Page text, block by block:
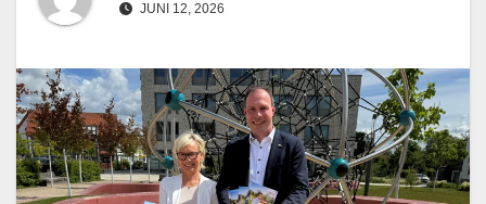
JUNI 12, 2026